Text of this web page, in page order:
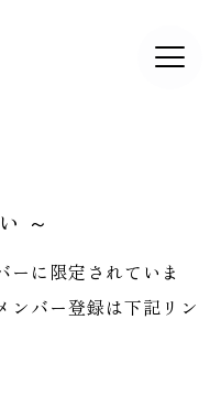
～
ーに限定されていま
ンバー登録は下記リン